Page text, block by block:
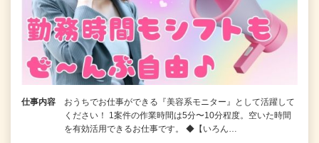
仕事内容
おうちでお仕事ができる『美容系モニター』として活躍して
ください！ 1案件の作業時間は5分〜10分程度。空いた時間
を有効活用できるお仕事です。 ◆【いろん…